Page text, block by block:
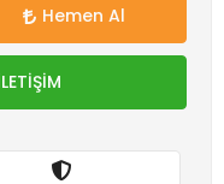
Hemen Al